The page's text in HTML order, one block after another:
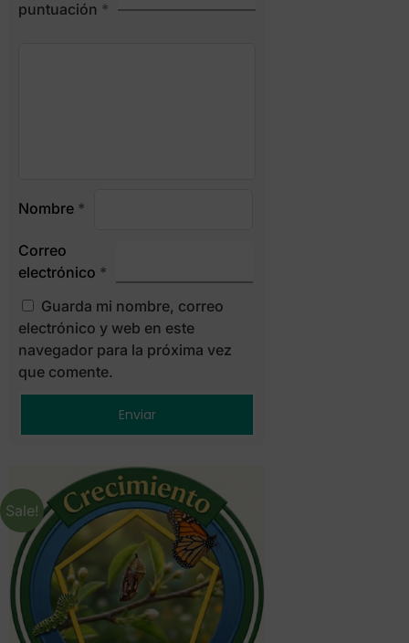
puntuación *
Nombre *
Correo
electrónico *
Guarda mi nombre, correo
electrónico y web en este
navegador para la próxima vez
que comente.
Sale!